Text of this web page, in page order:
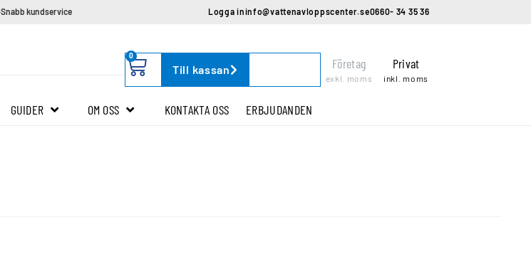
Snabb kundservice Logga ininfo@vattenavloppscenter.se0660- 34 35 36
0
Till kassan Företag
exkl. moms
Privat
inkl. moms
GUIDER OM OSS KONTAKTA OSS ERBJUDANDEN